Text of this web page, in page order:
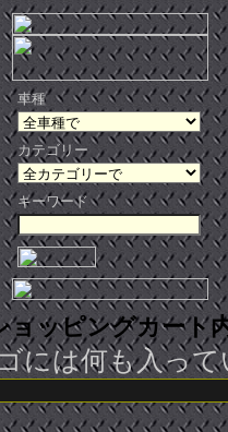
車種
カテゴリー
キーワード
ョッピングカート
には何も入っ